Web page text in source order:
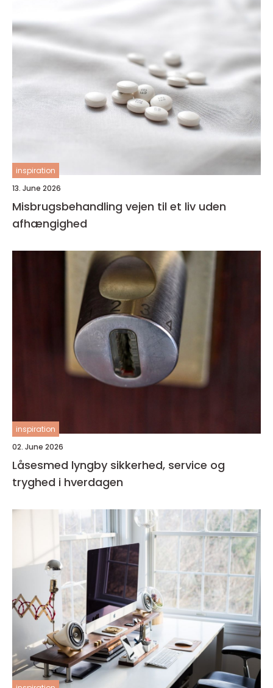
inspiration
13. June 2026
Misbrugsbehandling vejen til et liv uden
afhængighed
inspiration
02. June 2026
Låsesmed lyngby sikkerhed, service og
tryghed i hverdagen